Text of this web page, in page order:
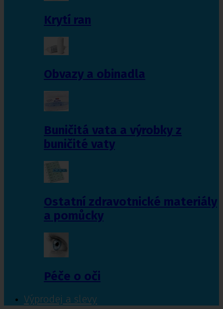
Krytí ran
Obvazy a obinadla
Buničitá vata a výrobky z
buničité vaty
Ostatní zdravotnické materiály
a pomůcky
Péče o oči
Výprodej a slevy